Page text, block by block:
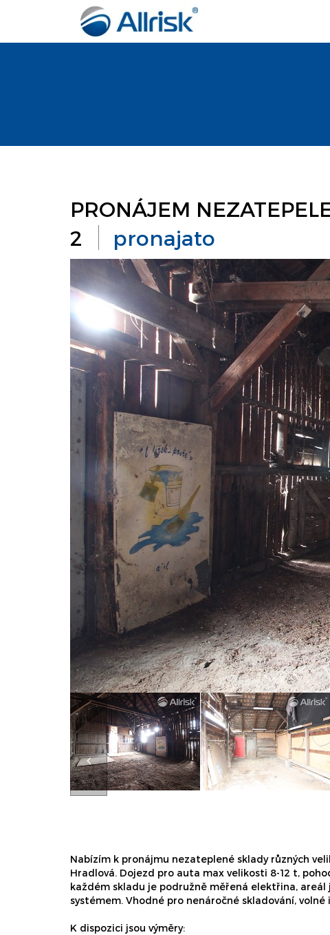
PRONÁJEM
2
pronajato
Nabízím k pronájmu nezateplené sklady různých
Hradlová. Dojezd pro auta max velikosti 8-12 t,
každém skladu je podružně měřená elektřina, areál
systémem. Vhodné pro nenáročné skladování, volné
K dispozici jsou výměry: